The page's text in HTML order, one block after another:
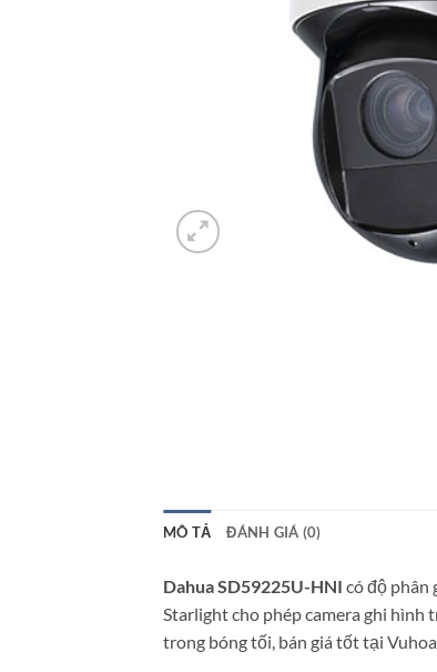
MÔ TẢ ĐÁNH GIÁ (0)
Dahua SD59225U-HNI có độ phân
Starlight cho phép camera ghi
trong bóng tối, bán giá tốt tại